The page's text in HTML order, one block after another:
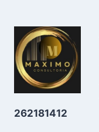
262181412